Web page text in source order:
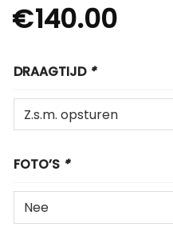
€140.00
DRAAGTIJD *
FOTO’S *